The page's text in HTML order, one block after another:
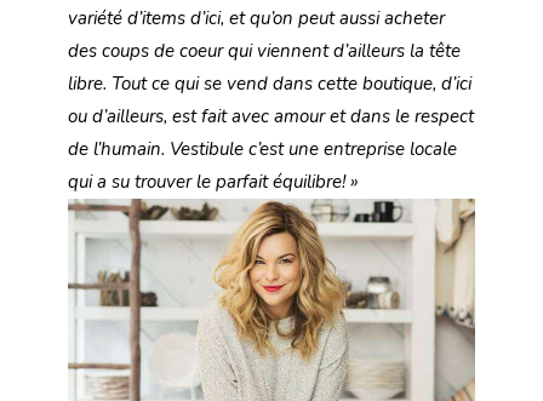
variété d’items d’ici, et qu’on peut aussi acheter
des coups de coeur qui viennent d’ailleurs la tête
libre. Tout ce qui se vend dans cette boutique, d’ici
ou d’ailleurs, est fait avec amour et dans le respect
de l’humain. Vestibule c’est une entreprise locale
qui a su trouver le parfait équilibre! »